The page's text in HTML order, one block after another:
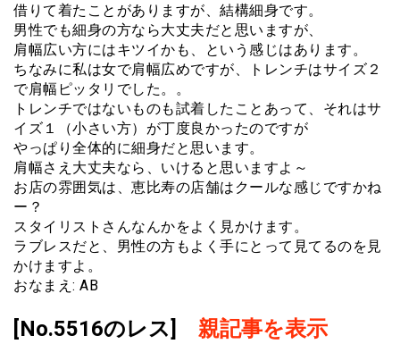
借りて着たことがありますが、結構細身です。
男性でも細身の方なら大丈夫だと思いますが、
肩幅広い方にはキツイかも、という感じはあります。
ちなみに私は女で肩幅広めですが、トレンチはサイズ２
で肩幅ピッタリでした。。
トレンチではないものも試着したことあって、それはサ
イズ１（小さい方）が丁度良かったのですが
やっぱり全体的に細身だと思います。
肩幅さえ大丈夫なら、いけると思いますよ～
お店の雰囲気は、恵比寿の店舗はクールな感じですかね
ー？
スタイリストさんなんかをよく見かけます。
ラブレスだと、男性の方もよく手にとって見てるのを見
かけますよ。
おなまえ: AB
[No.5516のレス] 親記事を表示